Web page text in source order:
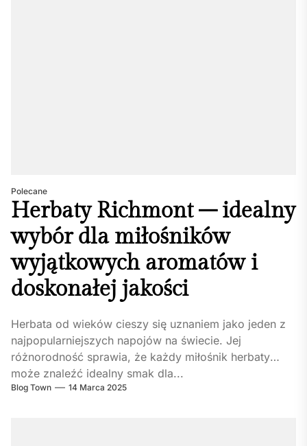
Polecane
Herbaty Richmont – idealny
wybór dla miłośników
wyjątkowych aromatów i
doskonałej jakości
Herbata od wieków cieszy się uznaniem jako jeden z
najpopularniejszych napojów na świecie. Jej
różnorodność sprawia, że każdy miłośnik herbaty
może znaleźć idealny smak dla...
Blog Town 14 Marca 2025